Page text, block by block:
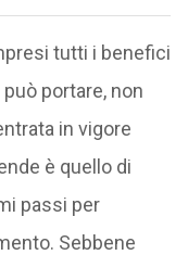
tutti i benefici
portare, non
in vigore
è quello di
passi per
Sebbene